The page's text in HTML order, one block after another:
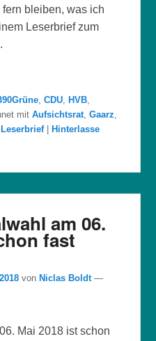
bleiben, was ich
Leserbrief zum
,CDU HVB
mit Aufsichtsrat ,Gaarz
Leserbrief
Hinterlasse
am 06.
fast
vonNiclas Boldt —
Mai 2018 ist schon